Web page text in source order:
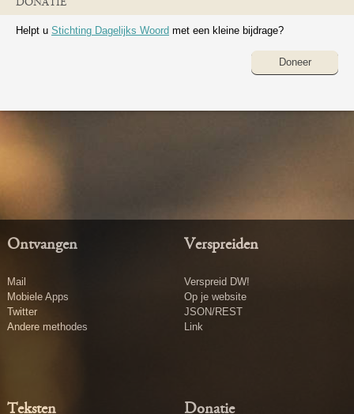
DONATIE
Helpt u Stichting Dagelijks Woord met een kleine bijdrage?
Doneer
Ontvangen
Mail
Mobiele Apps
Twitter
Andere methodes
Verspreiden
Verspreid DW!
Op je website
JSON/REST
Link
Teksten Donatie